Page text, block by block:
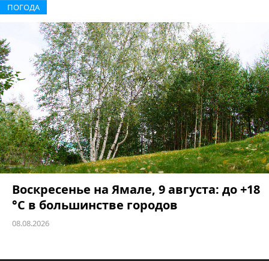
ПОГОДА
Воскресенье на Ямале, 9 августа: до +18
°C в большинстве городов
08.08.2026